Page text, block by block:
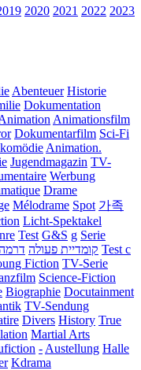
2020 2021 2022 2023
Abenteuer Historie
Dokumentation
Animationsfilm
Dokumentarfilm Sci-Fi
Animation.
Jugendmagazin TV-
Werbung
Drame
Mélodrame Spot 가족
Licht-Spektakel
Test G&S g Serie
קומדיית פעולה Test c
Fiction TV-Serie
Science-Fiction
Biographie Docutainment
TV-Sendung
Divers History True
Martial Arts
- Austellung Halle
Kdrama